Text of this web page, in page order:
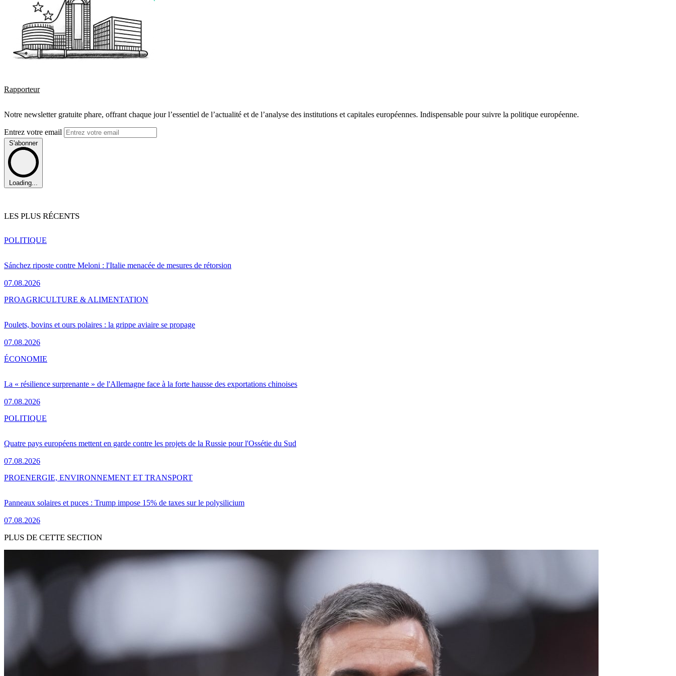
Rapporteur
Notre newsletter gratuite phare, offrant chaque jour l’essentiel de l’actualité et de l’analyse des institutions et capitales européennes. Indispensable pour suivre la politique européenne.
Entrez votre email
S'abonner
Loading...
LES PLUS RÉCENTS
Sánchez riposte contre Meloni : l'Italie menacée de mesures de rétorsion
07.08.2026
POLITIQUE
Poulets, bovins et ours polaires : la grippe aviaire se propage
07.08.2026
PROAGRICULTURE & ALIMENTATION
La « résilience surprenante » de l'Allemagne face à la forte hausse des exportations chinoises
07.08.2026
ÉCONOMIE
Quatre pays européens mettent en garde contre les projets de la Russie pour l'Ossétie du Sud
07.08.2026
POLITIQUE
Panneaux solaires et puces : Trump impose 15% de taxes sur le polysilicium
07.08.2026
PROENERGIE, ENVIRONNEMENT ET TRANSPORT
PLUS DE CETTE SECTION